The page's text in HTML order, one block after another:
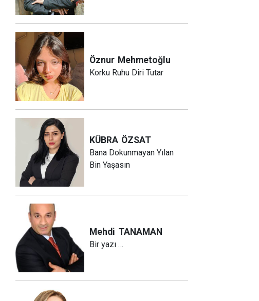
Öznur Mehmetoğlu
Korku Ruhu Diri Tutar
KÜBRA ÖZSAT
Bana Dokunmayan Yılan
Bin Yaşasın
Mehdi TANAMAN
Bir yazı …